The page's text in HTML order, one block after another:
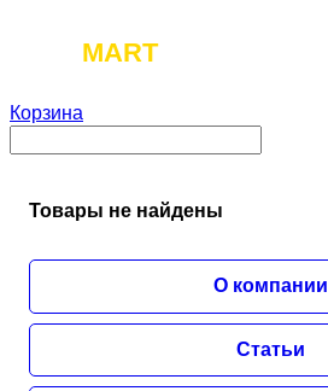
MART
Корзина
Товары не найдены
О компании
Статьи